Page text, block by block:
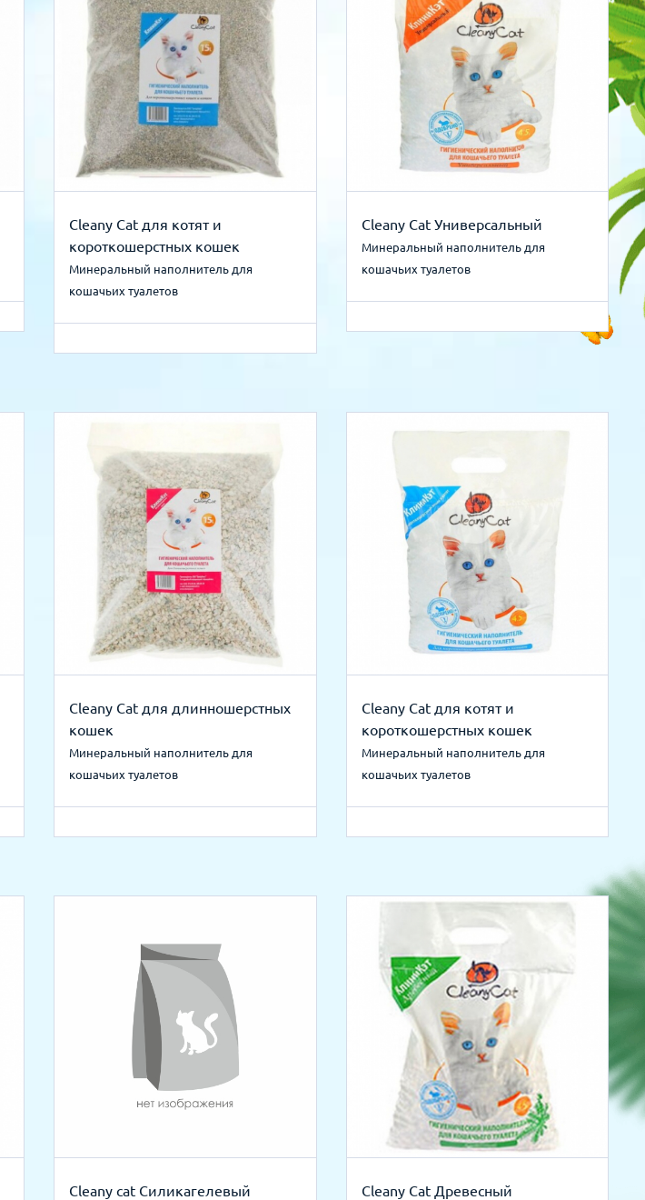
Cleany Cat для котят и
короткошерстных кошек
Минеральный наполнитель для
кошачьих туалетов
Cleany Cat Универсальный
Минеральный наполнитель для
кошачьих туалетов
Cleany Cat для длинношерстных
кошек
Минеральный наполнитель для
кошачьих туалетов
Cleany Cat для котят и
короткошерстных кошек
Минеральный наполнитель для
кошачьих туалетов
Cleany cat Силикагелевый Cleany Cat Древесный